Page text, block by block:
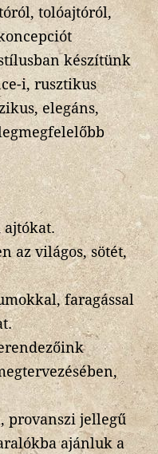
tolóajtóról,
készítünk
i, rusztikus
elegáns,
az világos, sötét,
faragással
provanszi jellegű
ajánluk a